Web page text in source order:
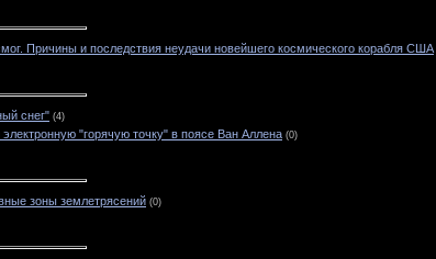
Причины и последствия неудачи новейшего космического корабля США
снег" (4)
"горячую точку" в поясе Ван Аллена (0)
зоны землетрясений (0)